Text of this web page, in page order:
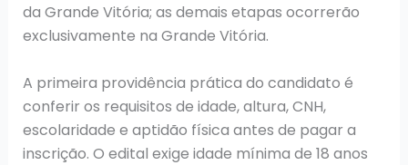
da Grande Vitória; as demais etapas ocorrerão
exclusivamente na Grande Vitória.
A primeira providência prática do candidato é
conferir os requisitos de idade, altura, CNH,
escolaridade e aptidão física antes de pagar a
inscrição. O edital exige idade mínima de 18 anos